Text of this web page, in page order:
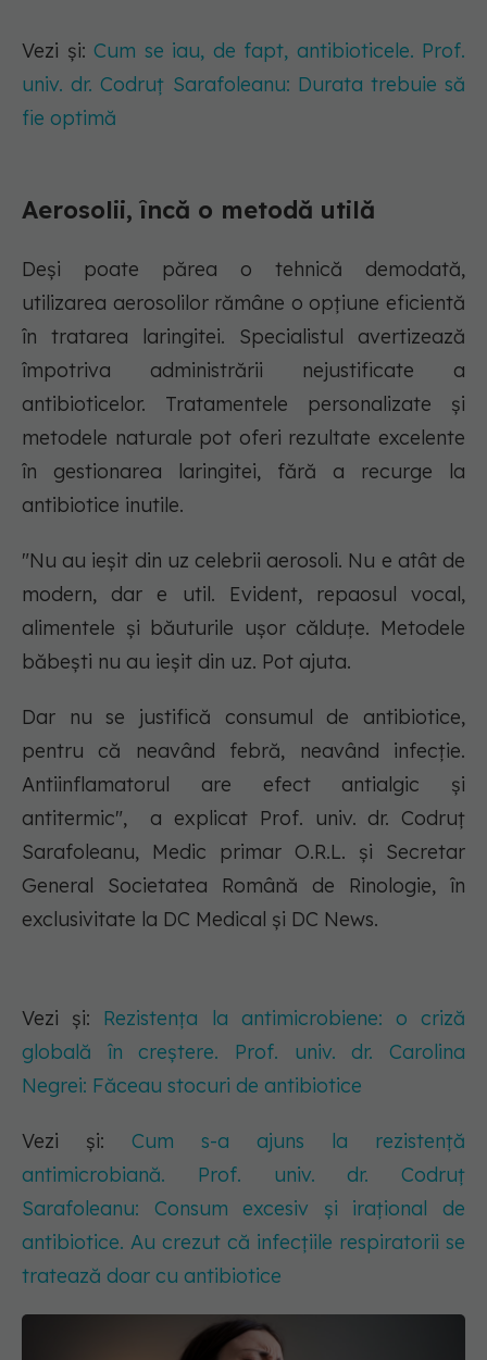
Vezi și: Cum se iau, de fapt, antibioticele. Prof.
univ. dr. Codruț Sarafoleanu: Durata trebuie să
fie optimă
Aerosolii, încă o metodă utilă
Deși poate părea o tehnică demodată,
utilizarea aerosolilor rămâne o opțiune eficientă
în tratarea laringitei. Specialistul avertizează
împotriva administrării nejustificate a
antibioticelor. Tratamentele personalizate și
metodele naturale pot oferi rezultate excelente
în gestionarea laringitei, fără a recurge la
antibiotice inutile.
"Nu au ieșit din uz celebrii aerosoli. Nu e atât de
modern, dar e util. Evident, repaosul vocal,
alimentele și băuturile ușor călduțe. Metodele
băbești nu au ieșit din uz. Pot ajuta.
Dar nu se justifică consumul de antibiotice,
pentru că neavând febră, neavând infecție.
Antiinflamatorul are efect antialgic și
antitermic", a explicat Prof. univ. dr. Codruț
Sarafoleanu, Medic primar O.R.L. și Secretar
General Societatea Română de Rinologie, în
exclusivitate la DC Medical și DC News.
Vezi și: Rezistența la antimicrobiene: o criză
globală în creștere. Prof. univ. dr. Carolina
Negrei: Făceau stocuri de antibiotice
Vezi și: Cum s-a ajuns la rezistență
antimicrobiană. Prof. univ. dr. Codruț
Sarafoleanu: Consum excesiv și irațional de
antibiotice. Au crezut că infecțiile respiratorii se
tratează doar cu antibiotice